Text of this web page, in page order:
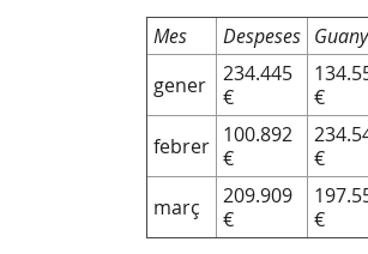
Mes
Despeses
gener
234.445
€
€
febrer 100.892
€
€
març
209.909
€
€